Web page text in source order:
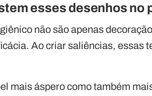
esses desenhos no
não são apenas
Ao criar saliências, essas
mais áspero como também